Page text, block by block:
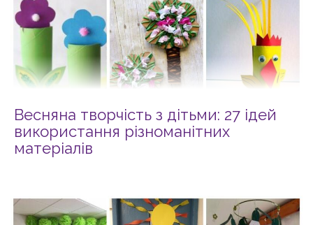
Весняна творчість з дітьми: 27 ідей
використання різноманітних
матеріалів